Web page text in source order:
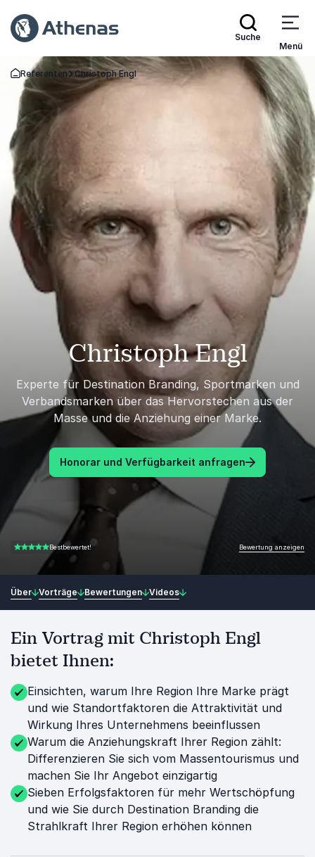
Suche
Menü
Zurück zur Startseite
Referenten Christoph Engl
Christoph Engl
Experte für Destination Branding, Sportmarken und
Verbandsmarken über das Hervorstechen aus der
Masse und die Anziehung einer Marke.
Honorar und Verfügbarkeit anfragen
5.00 von 5 Bestbewertet! Bewertung anzeigen
Über Vorträge Bewertungen Videos
Ein Vortrag mit Christoph Engl
bietet Ihnen:
Einsichten, warum Ihre Region Ihre Marke prägt
und wie Standortfaktoren die Attraktivität und
Wirkung Ihres Unternehmens beeinflussen
Warum die Anziehungskraft Ihrer Region zählt:
Differenzieren Sie sich vom Massentourismus und
machen Sie Ihr Angebot einzigartig
Sieben Erfolgsfaktoren für mehr Wertschöpfung
und wie Sie durch Destination Branding die
Strahlkraft Ihrer Region erhöhen können